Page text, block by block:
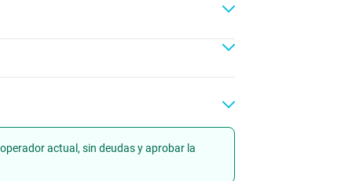
Renovación
actual, sin deudas y aprobar la